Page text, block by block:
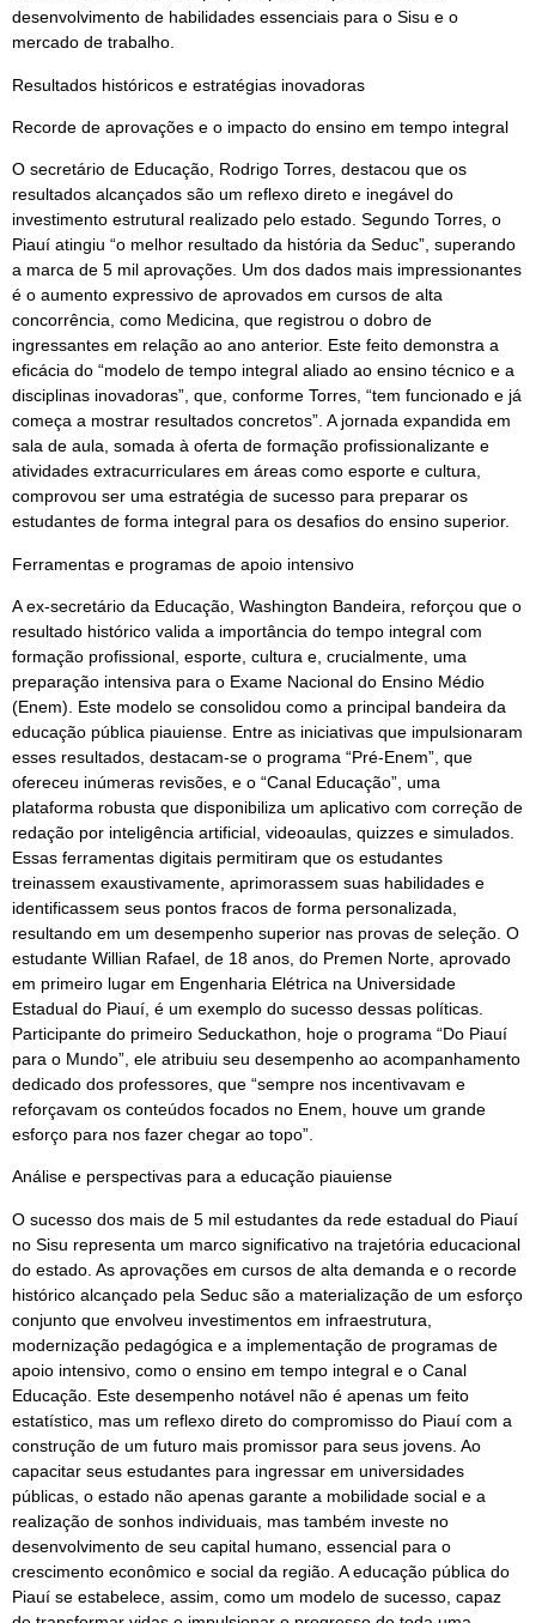
desenvolvimento de habilidades essenciais para o Sisu e o
mercado de trabalho.
Resultados históricos e estratégias inovadoras
Recorde de aprovações e o impacto do ensino em tempo integral
O secretário de Educação, Rodrigo Torres, destacou que os
resultados alcançados são um reflexo direto e inegável do
investimento estrutural realizado pelo estado. Segundo Torres, o
Piauí atingiu “o melhor resultado da história da Seduc”, superando
a marca de 5 mil aprovações. Um dos dados mais impressionantes
é o aumento expressivo de aprovados em cursos de alta
concorrência, como Medicina, que registrou o dobro de
ingressantes em relação ao ano anterior. Este feito demonstra a
eficácia do “modelo de tempo integral aliado ao ensino técnico e a
disciplinas inovadoras”, que, conforme Torres, “tem funcionado e já
começa a mostrar resultados concretos”. A jornada expandida em
sala de aula, somada à oferta de formação profissionalizante e
atividades extracurriculares em áreas como esporte e cultura,
comprovou ser uma estratégia de sucesso para preparar os
estudantes de forma integral para os desafios do ensino superior.
Ferramentas e programas de apoio intensivo
A ex-secretário da Educação, Washington Bandeira, reforçou que o
resultado histórico valida a importância do tempo integral com
formação profissional, esporte, cultura e, crucialmente, uma
preparação intensiva para o Exame Nacional do Ensino Médio
(Enem). Este modelo se consolidou como a principal bandeira da
educação pública piauiense. Entre as iniciativas que impulsionaram
esses resultados, destacam-se o programa “Pré-Enem”, que
ofereceu inúmeras revisões, e o “Canal Educação”, uma
plataforma robusta que disponibiliza um aplicativo com correção de
redação por inteligência artificial, videoaulas, quizzes e simulados.
Essas ferramentas digitais permitiram que os estudantes
treinassem exaustivamente, aprimorassem suas habilidades e
identificassem seus pontos fracos de forma personalizada,
resultando em um desempenho superior nas provas de seleção. O
estudante Willian Rafael, de 18 anos, do Premen Norte, aprovado
em primeiro lugar em Engenharia Elétrica na Universidade
Estadual do Piauí, é um exemplo do sucesso dessas políticas.
Participante do primeiro Seduckathon, hoje o programa “Do Piauí
para o Mundo”, ele atribuiu seu desempenho ao acompanhamento
dedicado dos professores, que “sempre nos incentivavam e
reforçavam os conteúdos focados no Enem, houve um grande
esforço para nos fazer chegar ao topo”.
Análise e perspectivas para a educação piauiense
O sucesso dos mais de 5 mil estudantes da rede estadual do Piauí
no Sisu representa um marco significativo na trajetória educacional
do estado. As aprovações em cursos de alta demanda e o recorde
histórico alcançado pela Seduc são a materialização de um esforço
conjunto que envolveu investimentos em infraestrutura,
modernização pedagógica e a implementação de programas de
apoio intensivo, como o ensino em tempo integral e o Canal
Educação. Este desempenho notável não é apenas um feito
estatístico, mas um reflexo direto do compromisso do Piauí com a
construção de um futuro mais promissor para seus jovens. Ao
capacitar seus estudantes para ingressar em universidades
públicas, o estado não apenas garante a mobilidade social e a
realização de sonhos individuais, mas também investe no
desenvolvimento de seu capital humano, essencial para o
crescimento econômico e social da região. A educação pública do
Piauí se estabelece, assim, como um modelo de sucesso, capaz